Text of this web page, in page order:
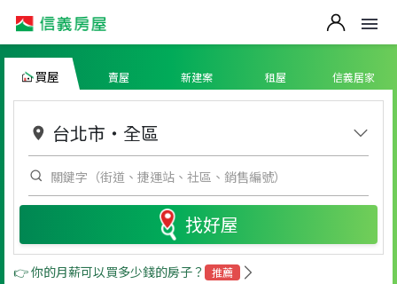
買屋 賣屋 新建案 租屋 信義居家
台北市 ・ 全區
找好屋
👉 你的月薪可以買多少錢的房子？ 推薦